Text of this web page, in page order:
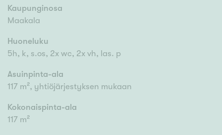
Kaupunginosa
Maakala
Huoneluku
5h, k, s.os, 2x wc, 2x vh, las. p
Asuinpinta-ala
117 m², yhtiöjärjestyksen mukaan
Kokonaispinta-ala
117 m²